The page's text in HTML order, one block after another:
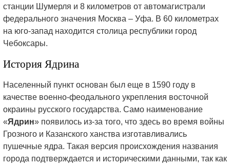
станции Шумерля и 8 километров от автомагистрали
федерального значения Москва – Уфа. В 60 километрах
на юго-запад находится столица республики город
Чебоксары.
История Ядрина
Населенный пункт основан был еще в 1590 году в
качестве военно-феодального укрепления восточной
окраины русского государства. Само наименование
«Ядрин» появилось из-за того, что здесь во время войны
Грозного и Казанского ханства изготавливались
пушечные ядра. Такая версия происхождения названия
города подтверждается и историческими данными, так как